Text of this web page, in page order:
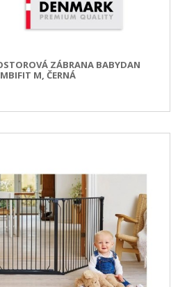
ZÁBRANA BABYDAN
M, ČERNÁ